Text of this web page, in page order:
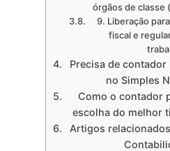
órgãos de classe
9. Liberação
fiscal e
Precisa de contador
no Simples
Como o contador
escolha do melhor
Artigos